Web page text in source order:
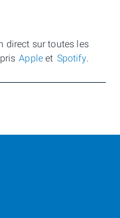
direct sur toutes les
Appleet Spotify.